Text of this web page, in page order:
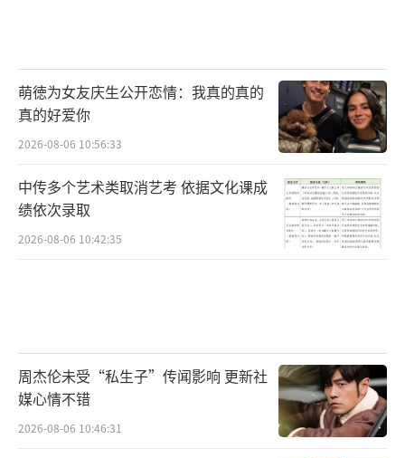
萌徳为女友庆生公开恋情：我真的真的
真的好爱你
2026-08-06 10:56:33
中传多个艺术类取消艺考 依据文化课成
绩依次录取
2026-08-06 10:42:35
周杰伦未受“私生子”传闻影响 更新社
媒心情不错
2026-08-06 10:46:31